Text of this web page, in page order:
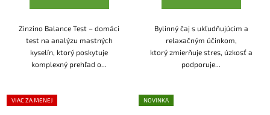
Zinzino Balance Test – domáci
test na analýzu mastných
kyselín, ktorý poskytuje
komplexný prehľad o...
Bylinný čaj s ukľudňujúcim a
relaxačným účinkom,
ktorý zmierňuje stres, úzkosť a
podporuje...
VIAC ZA MENEJ NOVINKA